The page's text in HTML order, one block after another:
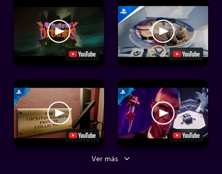
Ver más